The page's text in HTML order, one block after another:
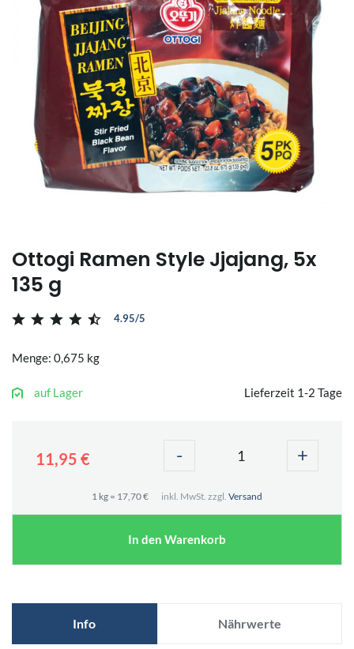
Ottogi Ramen Style Jjajang, 5x
135 g
4.95/5
Menge: 0,675 kg
auf Lager Lieferzeit 1-2 Tage
11,95 € - +
1 kg = 17,70 € inkl. MwSt. zzgl. Versand
In den Warenkorb
Info Nährwerte